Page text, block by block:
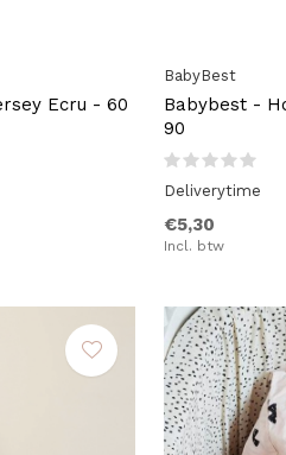
Ecru - 60
BabyBest
Babybest -
90
Deliverytime
€5,30
Incl. btw